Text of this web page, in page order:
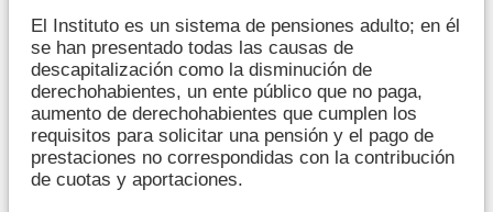
El Instituto es un sistema de pensiones adulto; en él
se han presentado todas las causas de
descapitalización como la disminución de
derechohabientes, un ente público que no paga,
aumento de derechohabientes que cumplen los
requisitos para solicitar una pensión y el pago de
prestaciones no correspondidas con la contribución
de cuotas y aportaciones.